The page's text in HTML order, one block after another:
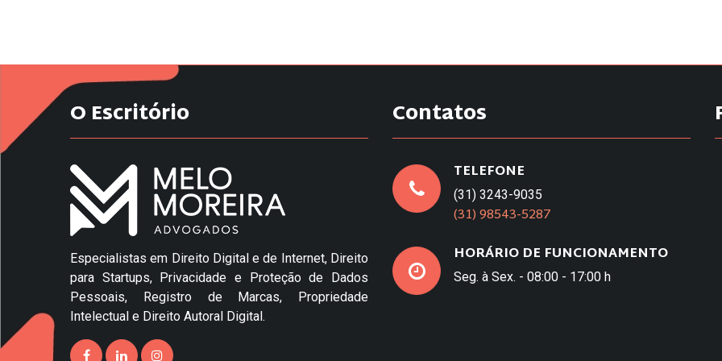
O Escritório
Especialistas em Direito Digital e de Internet, Direito
para Startups, Privacidade e Proteção de Dados
Pessoais, Registro de Marcas, Propriedade
Intelectual e Direito Autoral Digital.
Contatos
TELEFONE
(31) 3243-9035
(31) 98543-5287
HORÁRIO DE FUNCIONAMENTO
Seg. à Sex. - 08:00 - 17:00 h